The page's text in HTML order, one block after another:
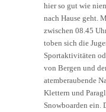
hier so gut wie
nach Hause geht.
zwischen 08.45
toben sich die
Sportaktivitäten
von Bergen und
atemberaubende
Klettern und
Snowboarden ein.